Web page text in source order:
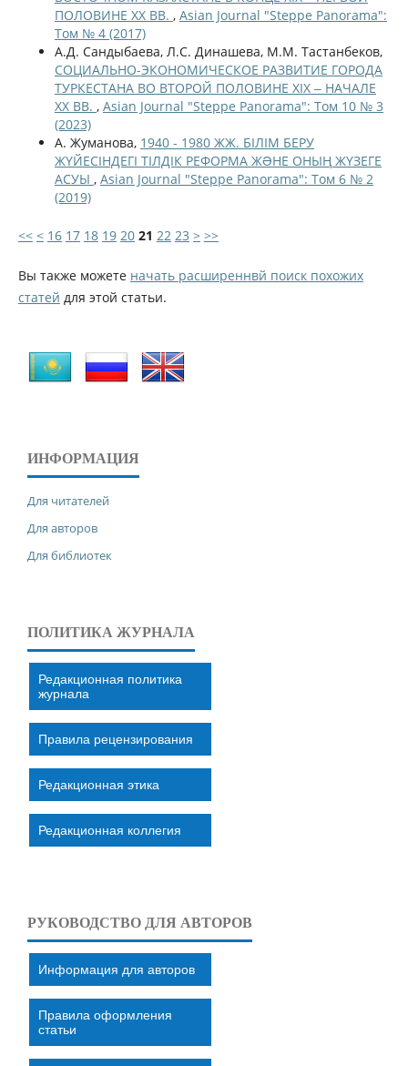
ПОЛОВИНЕ ХХ ВВ. , Asian Journal "Steppe Panorama":
Том № 4 (2017)
А.Д. Сандыбаева, Л.С. Динашева, М.М. Тастанбеков,
СОЦИАЛЬНО-ЭКОНОМИЧЕСКОЕ РАЗВИТИЕ ГОРОДА
ТУРКЕСТАНА ВО ВТОРОЙ ПОЛОВИНЕ ХІХ ‒ НАЧАЛЕ
ХХ ВВ. , Asian Journal "Steppe Panorama": Том 10 № 3
(2023)
А. Жуманова, 1940 - 1980 ЖЖ. БІЛІМ БЕРУ
ЖҮЙЕСІНДЕГІ ТІЛДІК РЕФОРМА ЖƏНЕ ОНЫҢ ЖҮЗЕГЕ
АСУЫ , Asian Journal "Steppe Panorama": Том 6 № 2
(2019)
<< < 16 17 18 19 20 21 22 23 > >>
Вы также можете начать расширеннвй поиск похожих
статей для этой статьи.
ИНФОРМАЦИЯ
Для читателей
Для авторов
Для библиотек
ПОЛИТИКА ЖУРНАЛА
Редакционная политика
журнала
Правила рецензирования
Редакционная этика
Редакционная коллегия
РУКОВОДСТВО ДЛЯ АВТОРОВ
Информация для авторов
Правила оформления
статьи